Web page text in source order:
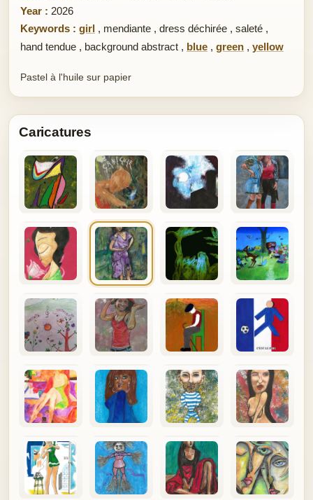
Year : 2026
Keywords : girl , mendiante , dress déchirée , saleté ,
hand tendue , background abstract , blue , green , yellow
Pastel à l'huile sur papier
Caricatures